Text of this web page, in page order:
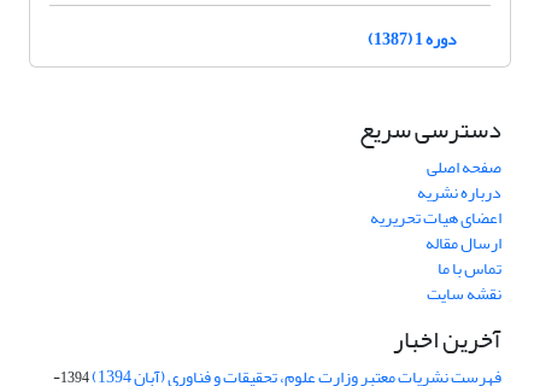
دوره 1 (1387)
دسترسی سریع
صفحه اصلی
درباره نشریه
اعضای هیات تحریریه
ارسال مقاله
تماس با ما
نقشه سایت
آخرین اخبار
فهرست نشریات معتبر وزارت علوم، تحقیقات و فناوری (آبان 1394)
1394-